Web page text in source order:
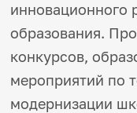
Методика
Незрячим
English
инновационного
образования.
конкурсов,
мероприятий по
модернизации